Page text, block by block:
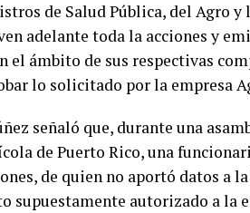
de Salud Pública, del Agro y
adelante toda la acciones y
el ámbito de sus respectivas
lo solicitado por la empresa
señaló que, durante una
de Puerto Rico, una
de quien no aportó datos a
supuestamente autorizado a la